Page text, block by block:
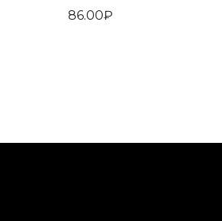
86.00₽